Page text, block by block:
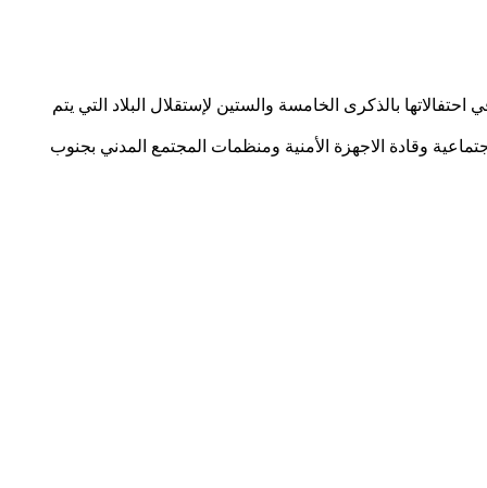
بالذكرى الخامسة والستين لإستقلال البلاد التي يتم
وقادة الاجهزة الأمنية ومنظمات المجتمع المدني بجنوب